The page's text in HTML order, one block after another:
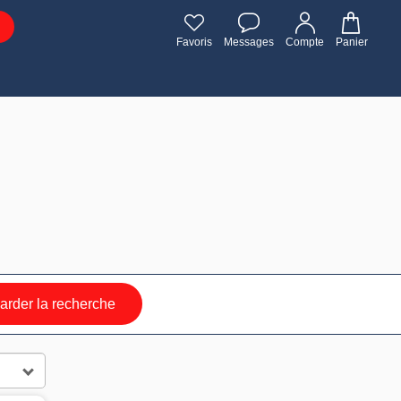
Favoris Messages Compte Panier
la recherche